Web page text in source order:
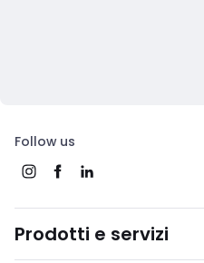
Follow us
Prodotti e servizi